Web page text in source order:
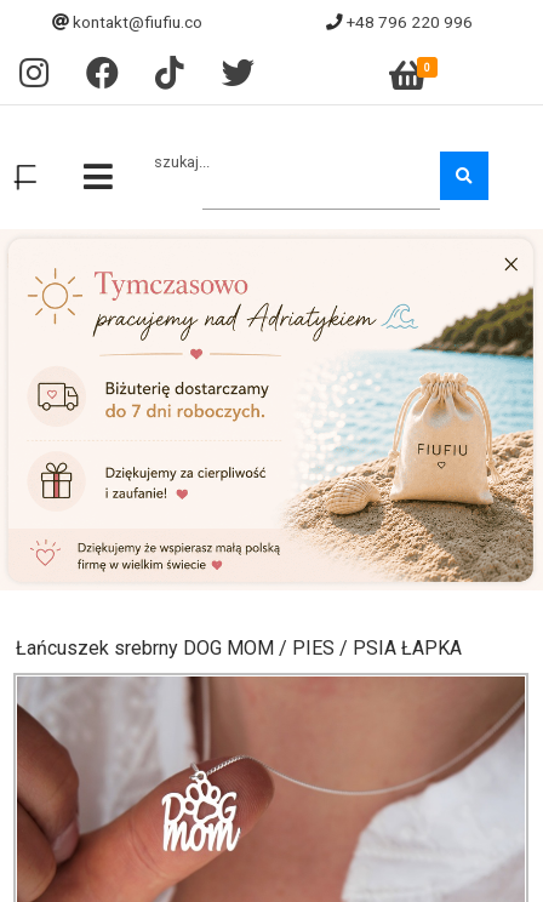
kontakt@fiufiu.co +48 796 220 996
0
szukaj...
Łańcuszek srebrny DOG MOM / PIES / PSIA ŁAPKA